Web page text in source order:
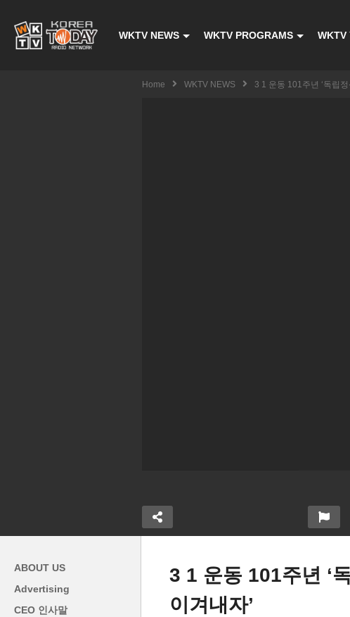
WKTV NEWS WKTV PROGRAMS WKTV
Home WKTV NEWS 3 1 운동 101주년 ‘독립
ABOUT US
Advertising
CEO 인사말
3 1 운동 101주년 ‘
이겨내자’